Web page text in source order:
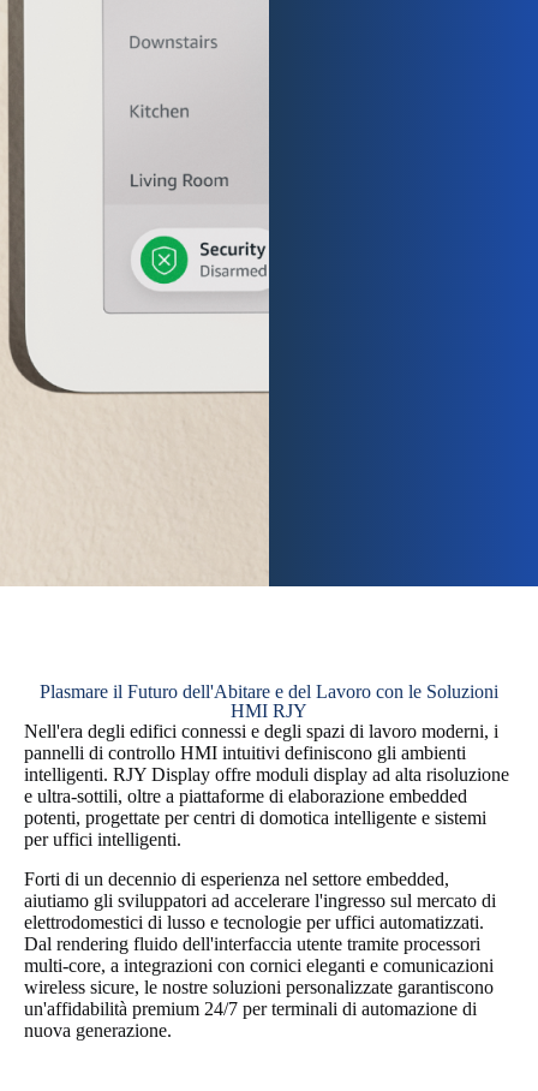
Plasmare il Futuro dell'Abitare e del Lavoro con le Soluzioni
HMI RJY
Nell'era degli edifici connessi e degli spazi di lavoro moderni, i
pannelli di controllo HMI intuitivi definiscono gli ambienti
intelligenti. RJY Display offre moduli display ad alta risoluzione
e ultra-sottili, oltre a piattaforme di elaborazione embedded
potenti, progettate per centri di domotica intelligente e sistemi
per uffici intelligenti.
Forti di un decennio di esperienza nel settore embedded,
aiutiamo gli sviluppatori ad accelerare l'ingresso sul mercato di
elettrodomestici di lusso e tecnologie per uffici automatizzati.
Dal rendering fluido dell'interfaccia utente tramite processori
multi-core, a integrazioni con cornici eleganti e comunicazioni
wireless sicure, le nostre soluzioni personalizzate garantiscono
un'affidabilità premium 24/7 per terminali di automazione di
nuova generazione.